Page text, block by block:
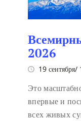
2026
19
Это
впервые и
всех живых